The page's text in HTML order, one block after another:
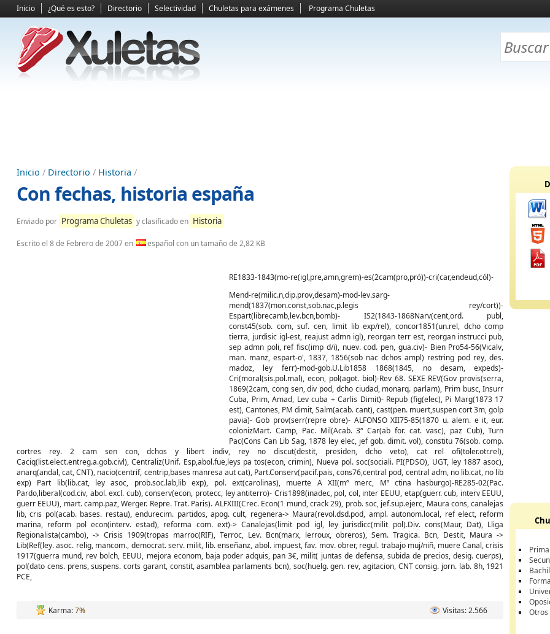
Inicio ¿Qué es esto? Directorio Selectividad Chuletas para exámenes Programa Chuletas
Inicio / Directorio / Historia /
Con fechas, historia españa
Enviado por Programa Chuletas y clasificado en Historia
Escrito el 8 de Febrero de 2007en español con un tamaño de 2,82 KB
RE1833-1843(mo-re(igl,pre,amn,grem)-es(2cam(pro,pró))-cri(car,endeud,cól)-
Mend-re(milic.n,dip.prov,desam)-mod-lev.sarg-
mend(1837(mon.const,sob.nac,p.legis rey/cort))-
Espart(librecamb,lev.bcn,bomb)- IS2(1843-1868Narv(cent,ord. publ,
const45(sob. com, suf. cen, limit lib exp/rel), concor1851(un.rel, dcho comp
tierra, jurdisic igl-est, reajust admn igl), reorgan terr est, reorgan instrucci pub,
sep admn poli, ref fisc(imp d/i), nuev. cod. pen, gua.civ)- Bien Pro54-56(Vicalv,
man. manz, espart-o', 1837, 1856(sob nac dchos ampl) restring pod rey, des.
madoz, ley ferr)-mod-gob.U.Lib1858 1868(1845, no desam, expeds)-
Cri(moral(sis.pol.mal), econ, pol(agot. biol)-Rev 68. SEXE REV(Gov provis(serra,
1869(2cam, cong sen, div pod, dcho ciudad, monarq. parlam), Prim busc, Insurr
Cuba, Prim, Amad, Lev cuba + Carlis Dimit)- Repub (fig(elec), Pi Marg(1873 17
est), Cantones, PM dimit, Salm(acab. cant), cast(pen. muert,suspen cort 3m, golp
pavia)- Gob prov(serr(repre obre)- ALFONSO XII75-85(1870 u. alem. e it, eur.
colonizMart. Camp, Pac. Mil(Acab. 3ª Car(ab for. cat. vasc), paz Cub), Turn
Pac(Cons Can Lib Sag, 1878 ley elec, jef gob. dimit. vol), constitu 76(sob. comp.
cortres rey. 2 cam sen con, dchos y libert indiv, rey no discut(destit, presiden, dcho veto), cat rel ofi(toler.otr.rel),
Caciq(list.elect.entreg.a.gob.civl), Centraliz(Unif. Esp,abol.fue,leys pa tos(econ, crimin), Nueva pol. soc(sociali. PI(PDSO), UGT, ley 1887 asoc),
anarq(andal, cat, CNT), nacio(centrif, centrip,bases manresa aut cat), Part.Conserv(pacif.pais, cons76,central pod, central adm, no lib.cat, no lib
exp) Part lib(lib.cat, ley asoc, prob.soc.lab,lib exp), pol. ext(carolinas), muerte A XII(mª merc, Mª ctina hasburgo)-RE285-02(Pac.
Pardo,liberal(cod.civ, abol. excl. cub), conserv(econ, protecc, ley antiterro)- Cris1898(inadec, pol, col, inter EEUU, etap(guerr. cub, interv EEUU,
guerr EEUU), mart. camp.paz, Werger. Repre. Trat. Paris). ALFXIII(Crec. Econ(1 mund, crack 29), prob. soc, jef.sup.ejerc, Maura cons, canalejas
lib, cris pol(acab. bases. restau), endurecim. partidos, apog. cult, regenera-> Maura(revol.dsd.pod, ampl. autonom.local, ref elect, reform
marina, reform pol econ(interv. estad), reforma com. ext)-> Canalejas(limit pod igl, ley jurisdicc(milit pol).Div. cons(Maur, Dat), Lliga
Regionalista(cambo), -> Crisis 1909(tropas marroc(RIF), Terroc, Lev. Bcn(marx, lerroux, obreros), Sem. Tragica. Bcn, Destit, Maura ->
Lib(Ref(ley. asoc. relig, mancom., democrat. serv. milit, lib. enseñanz, abol. impuest, fav. mov. obrer, regul. trabajo muj/niñ, muere Canal, crisis
1917(guerra mund, rev bolch, EEUU, mejora econom, baja poder adquis, pan 3€, milit( juntas de defensa, subida de precios, desig. cuerps),
pol(dato cens. prens, suspens. corts garant, constit, asamblea parlaments bcn), soc(huelg. gen. rev, agitacion, CNT consig. jorn. lab. 8h, 1921
PCE,
Karma:7% Visitas: 2.566
Otros